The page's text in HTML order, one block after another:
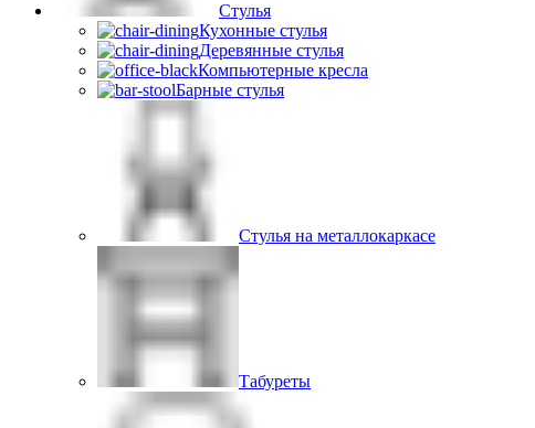
Стулья
Кухонные стулья
Деревянные стулья
Компьютерные кресла
Барные стулья
Стулья на металлокаркасе
Табуреты